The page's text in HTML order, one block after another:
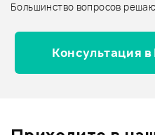
Все товары STAGG
Архив товаров - новинки
Большинство вопросов
Консультация в